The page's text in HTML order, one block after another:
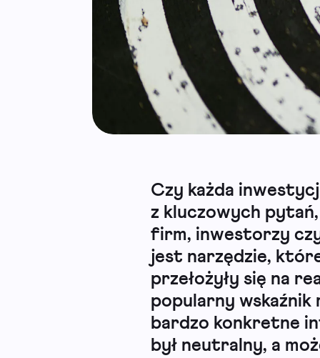
Czy każda
z kluczowych
firm, inwestorzy czy
jest narzędzie,
przełożyły się na
popularny
bardzo konkretne
był neutralny, a